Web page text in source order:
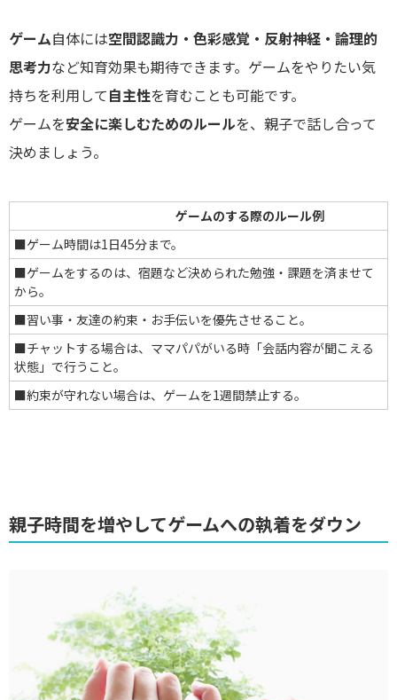
ゲーム自体には空間認識力・色彩感覚・反射神経・論理的
思考力など知育効果も期待できます。ゲームをやりたい気
持ちを利用して自主性を育むことも可能です。
ゲームを安全に楽しむためのルールを、親子で話し合って
決めましょう。
ゲームのする際のルール例
■ゲーム時間は1日45分まで。
■ゲームをするのは、宿題など決められた勉強・課題を済ませて
から。
■習い事・友達の約束・お手伝いを優先させること。
■チャットする場合は、ママパパがいる時「会話内容が聞こえる
状態」で行うこと。
■約束が守れない場合は、ゲームを1週間禁止する。
親子時間を増やしてゲームへの執着をダウン